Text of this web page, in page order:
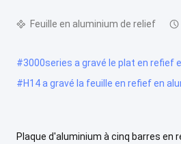
Feuille en aluminium de relief
#3000series a gravé le plat en refief
#H14 a gravé la feuille en refief en
Plaque d'aluminium à cinq barres en